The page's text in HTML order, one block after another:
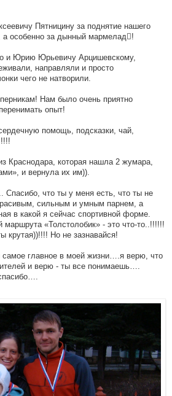
Пятницину за поднятие нашего
а особенно за дынный мармелад!
и Юрию Юрьевичу Арцишевскому,
направляли и просто
чего не натворили.
Нам было очень приятно
опыт!
помощь, подсказки, чай,
Краснодара, которая нашла 2 жумара,
и вернула их им)).
что ты у меня есть, что ты не
сильным и умным парнем, а
в какой я сейчас спортивной форме.
маршрута «Толстолобик» - это что-то..!!!!!!
крутая))!!!! Но не зазнавайся!
главное в моей жизни….я верю, что
и верю - ты все понимаешь….